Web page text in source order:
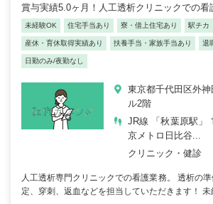
賞与実績5.0ヶ月！人工透析クリニックでの看
未経験OK 住宅手当あり 寮・借上住宅あり 駅チカ
産休・育休取得実績あり 扶養手当・家族手当あり 退
日勤のみ/夜勤なし
東京都千代田区外
ル2階
JR線 「秋葉原駅」
京メトロ日比谷...
クリニック・健診
人工透析専門クリニックでの看護業務。 透析の
定、穿刺、返血などを担当していただきます！ 未